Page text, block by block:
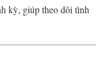
kỳ, giúp theo dõi tình